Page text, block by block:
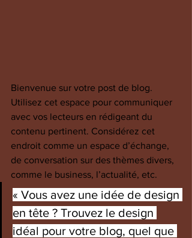
Bienvenue sur votre post de blog.
Utilisez cet espace pour communiquer
avec vos lecteurs en rédigeant du
contenu pertinent. Considérez cet
endroit comme un espace d’échange,
de conversation sur des thèmes divers,
comme le business, l’actualité, etc.
« Vous avez une idée de design
en tête ? Trouvez le design
idéal pour votre blog, quel que